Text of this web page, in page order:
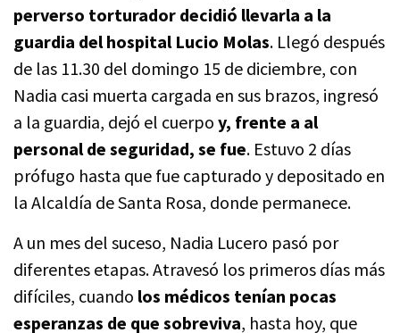
perverso torturador decidió llevarla a la
guardia del hospital Lucio Molas. Llegó después
de las 11.30 del domingo 15 de diciembre, con
Nadia casi muerta cargada en sus brazos, ingresó
a la guardia, dejó el cuerpo y, frente a al
personal de seguridad, se fue. Estuvo 2 días
prófugo hasta que fue capturado y depositado en
la Alcaldía de Santa Rosa, donde permanece.
A un mes del suceso, Nadia Lucero pasó por
diferentes etapas. Atravesó los primeros días más
difíciles, cuando los médicos tenían pocas
esperanzas de que sobreviva, hasta hoy, que